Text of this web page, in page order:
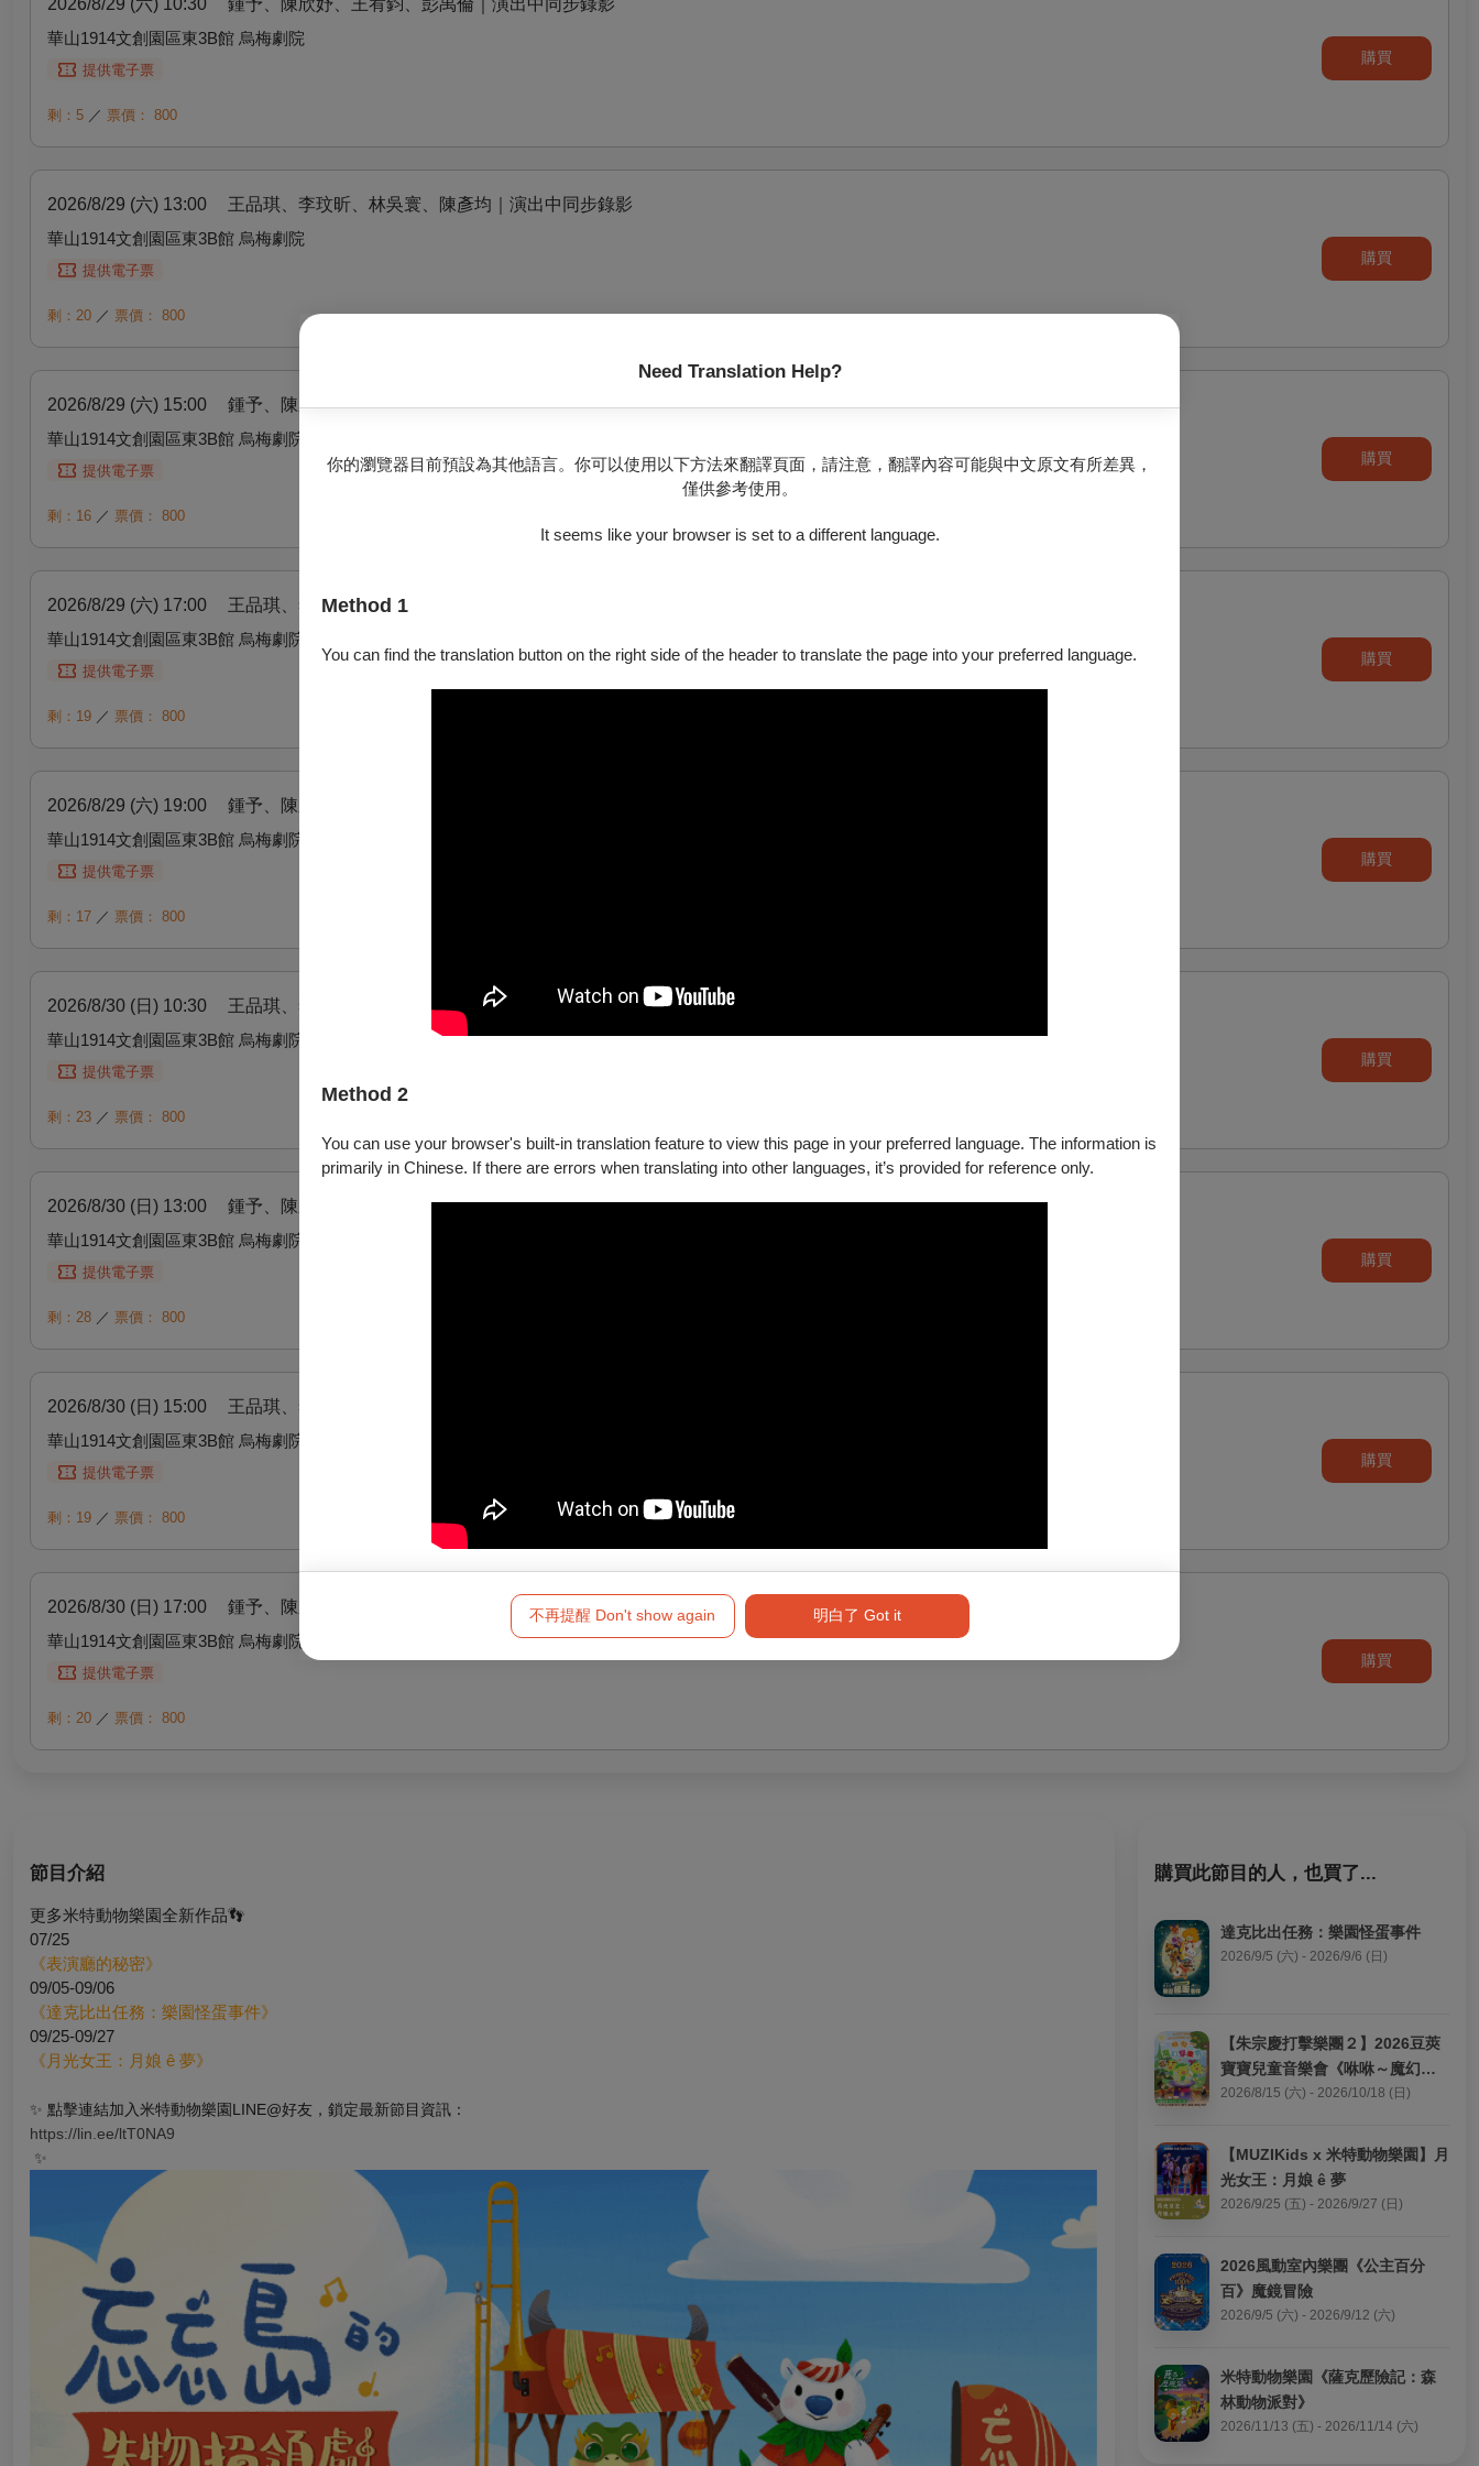
Need Translation Help?
你的瀏覽器目前預設為其他語言。你可以使用以下方法來翻譯頁面，請注意，翻譯內容可能與中文原文有所差異，
僅供參考使用。
It seems like your browser is set to a different language.
Method 1
You can find the translation button on the right side of the header to translate the page into your preferred language.
Method 2
You can use your browser's built-in translation feature to view this page in your preferred language. The information is
primarily in Chinese. If there are errors when translating into other languages, it’s provided for reference only.
不再提醒 Don't show again 明白了 Got it
2026/8/29 (六) 10:30
鍾予、陳欣妤、王宥鈞、彭禹倫｜演出中同步錄影
華山1914文創園區東3B館 烏梅劇院
提供電子票
剩：5 ／ 票價： 800
購買
2026/8/29 (六) 13:00
王品琪、李玟昕、林吳寰、陳彥均｜演出中同步錄影
華山1914文創園區東3B館 烏梅劇院
提供電子票
剩：20 ／ 票價： 800
購買
2026/8/29 (六) 15:00
鍾予、陳欣妤、王宥鈞、彭禹倫｜演出中同步錄影
華山1914文創園區東3B館 烏梅劇院
提供電子票
剩：16 ／ 票價： 800
購買
2026/8/29 (六) 17:00
王品琪、李玟昕、林吳寰、陳彥均｜演出中同步錄影
華山1914文創園區東3B館 烏梅劇院
提供電子票
剩：19 ／ 票價： 800
購買
2026/8/29 (六) 19:00
鍾予、陳欣妤、王宥鈞、彭禹倫｜演出中同步錄影
華山1914文創園區東3B館 烏梅劇院
提供電子票
剩：17 ／ 票價： 800
購買
2026/8/30 (日) 10:30
王品琪、李玟昕、林吳寰、陳彥均｜演出中同步錄影
華山1914文創園區東3B館 烏梅劇院
提供電子票
剩：23 ／ 票價： 800
購買
2026/8/30 (日) 13:00
鍾予、陳欣妤、王宥鈞、彭禹倫｜演出中同步錄影
華山1914文創園區東3B館 烏梅劇院
提供電子票
剩：28 ／ 票價： 800
購買
2026/8/30 (日) 15:00
王品琪、李玟昕、林吳寰、陳彥均｜演出中同步錄影
華山1914文創園區東3B館 烏梅劇院
提供電子票
剩：19 ／ 票價： 800
購買
2026/8/30 (日) 17:00
鍾予、陳欣妤、王宥鈞、彭禹倫｜演出中同步錄影
華山1914文創園區東3B館 烏梅劇院
提供電子票
剩：20 ／ 票價： 800
購買
節目介紹
更多米特動物樂園全新作品👣
07/25
《表演廳的秘密》
09/05-09/06
《達克比出任務：樂園怪蛋事件》
09/25-09/27
《月光女王：月娘 ê 夢》
✨ 點擊連結加入米特動物樂園LINE@好友，鎖定最新節目資訊：
https://lin.ee/ltT0NA9
✨
購買此節目的人，也買了...
達克比出任務：樂園怪蛋事件
2026/9/5 (六) - 2026/9/6 (日)
【朱宗慶打擊樂團２】2026豆莢
寶寶兒童音樂會《咻咻～魔幻擊
樂秀》
2026/8/15 (六) - 2026/10/18 (日)
【MUZIKids x 米特動物樂園】月
光女王：月娘 ê 夢
2026/9/25 (五) - 2026/9/27 (日)
2026風動室內樂團《公主百分
百》魔鏡冒險
2026/9/5 (六) - 2026/9/12 (六)
米特動物樂園《薩克歷險記：森
林動物派對》
2026/11/13 (五) - 2026/11/14 (六)